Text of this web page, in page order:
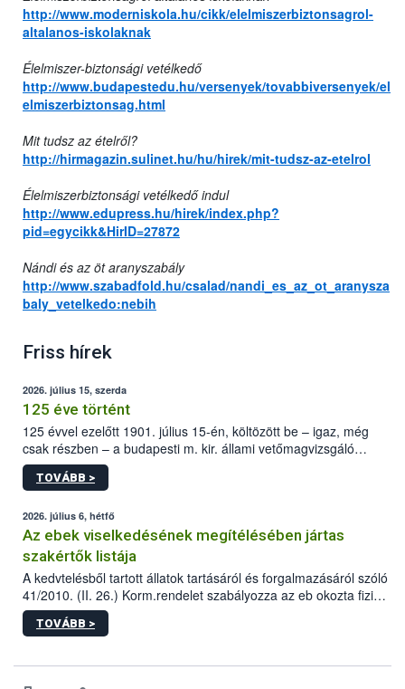
http://www.moderniskola.hu/cikk/elelmiszerbiztonsagrol-
altalanos-iskolaknak
Élelmiszer-biztonsági vetélkedő
http://www.budapestedu.hu/versenyek/tovabbiversenyek/el
elmiszerbiztonsag.html
Mit tudsz az ételről?
http://hirmagazin.sulinet.hu/hu/hirek/mit-tudsz-az-etelrol
Élelmiszerbiztonsági vetélkedő indul
http://www.edupress.hu/hirek/index.php?
pid=egycikk&HirID=27872
Nándi és az öt aranyszabály
http://www.szabadfold.hu/csalad/nandi_es_az_ot_aranysza
baly_vetelkedo:nebih
Friss hírek
2026. július 15, szerda
125 éve történt
125 évvel ezelőtt 1901. július 15-én, költözött be – igaz, még
csak részben – a budapesti m. kir. állami vetőmagvizsgáló
állomás a Kis Rókus utca 15. szám alatti, Czigler Győző által
tervezett új épületébe.
TOVÁBB >
2026. július 6, hétfő
Az ebek viselkedésének megítélésében jártas
szakértők listája
A kedvtelésből tartott állatok tartásáról és forgalmazásáról szóló
41/2010. (II. 26.) Korm.rendelet szabályozza az eb okozta fizikai
sérülés, illetve ennek veszélye keletkezésekor felmerülő
hatósági feladatokat, valamint a veszélyes eb tartását és annak
vonni az ebek viselkedésének megítélésében jártas szakértőt.
TOVÁBB >